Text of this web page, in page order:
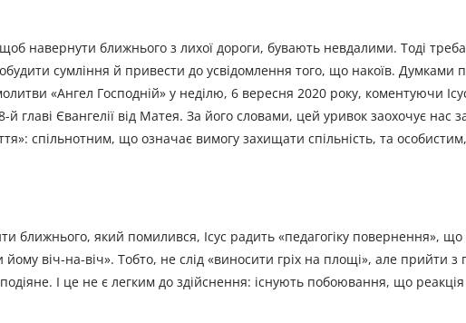
навернути ближнього з лихої дороги, бувають невдалими. Тоді
сумління й привести до усвідомлення того, що накоїв. Думками
«Ангел Господній» у неділю, 6 вересня 2020 року, коментуючи
главі Євангелії від Матея. За його словами, цей уривок заохочує нас
спільнотним, що означає вимогу захищати спільність, та
ближнього, який помилився, Ісус радить «педагогіку повернення»,
віч-на-віч». Тобто, не слід «виносити гріх на площі», але прийти
І це не є легким до здійснення: існують побоювання, що